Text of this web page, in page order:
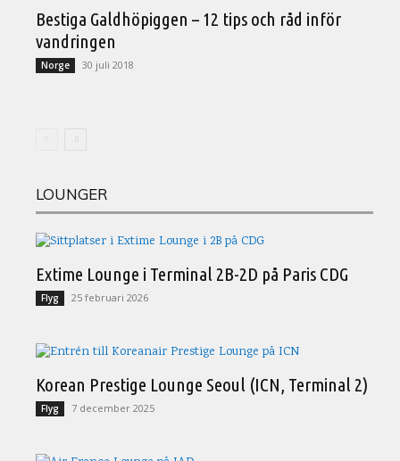
Bestiga Galdhöpiggen – 12 tips och råd inför
vandringen
Norge 30 juli 2018
LOUNGER
Extime Lounge i Terminal 2B-2D på Paris CDG
Flyg 25 februari 2026
Korean Prestige Lounge Seoul (ICN, Terminal 2)
Flyg 7 december 2025